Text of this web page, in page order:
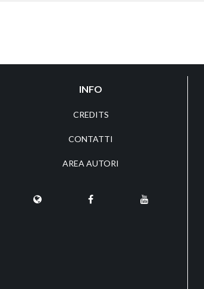
INFO
CREDITS
CONTATTI
AREA AUTORI